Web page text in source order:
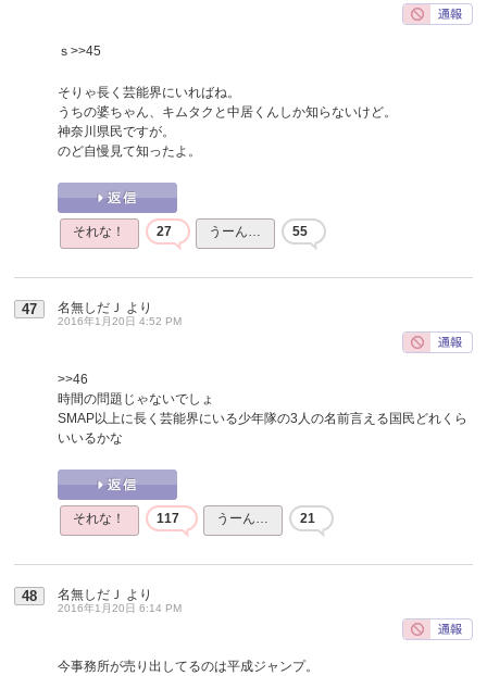
ｓ >>45
そりゃ長く芸能界にいればね。
うちの婆ちゃん、キムタクと中居くんしか知らないけど。
神奈川県民ですが。
のど自慢見て知ったよ。
それな！ 27 うーん… 55
47 名無しだＪ より
2016年1月20日 4:52 PM
>>46
時間の問題じゃないでしょ
SMAP以上に長く芸能界にいる少年隊の3人の名前言える国民どれくら
いいるかな
それな！ 117 うーん… 21
48 名無しだＪ より
2016年1月20日 6:14 PM
今事務所が売り出してるのは平成ジャンプ。